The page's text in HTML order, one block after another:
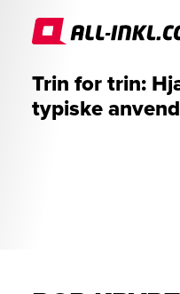
Trin for trin:
typiske